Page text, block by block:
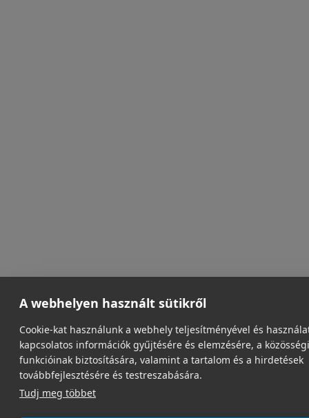
A webhelyen használt sütikről
Cookie-kat használunk a webhely teljesítményével és
kapcsolatos információk gyűjtésére és elemzésére, a
funkcióinak biztosítására, valamint a tartalom és a hirdetések
továbbfejlesztésére és testreszabására.
Tudj meg többet